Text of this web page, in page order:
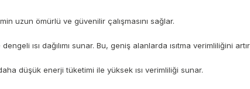
uzun ömürlü ve güvenilir çalışmasını sağlar.
ısı dağılımı sunar. Bu, geniş alanlarda ısıtma verimliliğini
düşük enerji tüketimi ile yüksek ısı verimliliği sunar.